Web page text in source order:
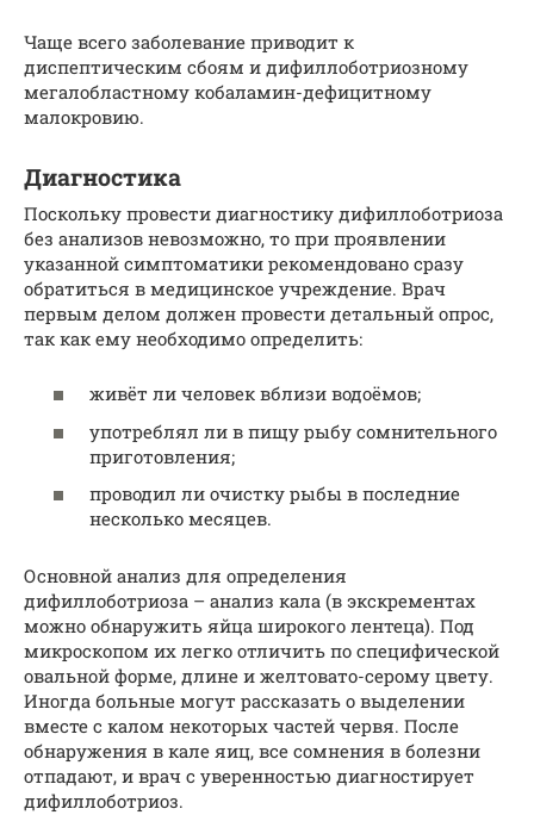
Чаще всего заболевание приводит к
диспептическим сбоям и дифиллоботриозному
мегалобластному кобаламин-дефицитному
малокровию.
Диагностика
Поскольку провести диагностику дифиллоботриоза
без анализов невозможно, то при проявлении
указанной симптоматики рекомендовано сразу
обратиться в медицинское учреждение. Врач
первым делом должен провести детальный опрос,
так как ему необходимо определить:
живёт ли человек вблизи водоёмов;
употреблял ли в пищу рыбу сомнительного
приготовления;
проводил ли очистку рыбы в последние
несколько месяцев.
Основной анализ для определения
дифиллоботриоза – анализ кала (в экскрементах
можно обнаружить яйца широкого лентеца). Под
микроскопом их легко отличить по специфической
овальной форме, длине и желтовато-серому цвету.
Иногда больные могут рассказать о выделении
вместе с калом некоторых частей червя. После
обнаружения в кале яиц, все сомнения в болезни
отпадают, и врач с уверенностью диагностирует
дифиллоботриоз.